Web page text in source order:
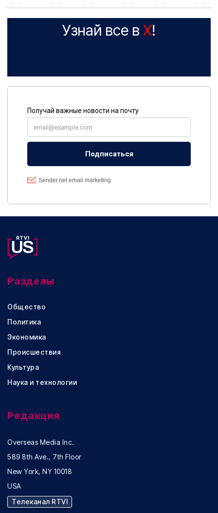
Узнай все в X!
Разделы
Общество
Политика
Экономика
Происшествия
Культура
Наука и технологии
Редакция
Overseas Media Inc.
589 8th Ave., 7th Floor
New York, NY 10018
USA
Телеканал RTVI